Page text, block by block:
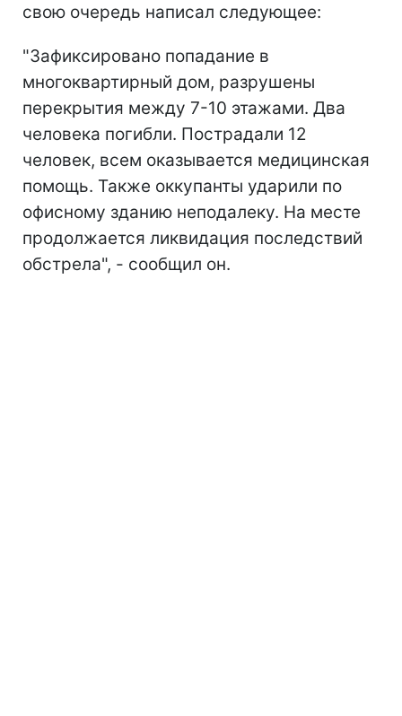
свою очередь написал следующее:
"Зафиксировано попадание в
многоквартирный дом, разрушены
перекрытия между 7-10 этажами. Два
человека погибли. Пострадали 12
человек, всем оказывается медицинская
помощь. Также оккупанты ударили по
офисному зданию неподалеку. На месте
продолжается ликвидация последствий
обстрела", - сообщил он.